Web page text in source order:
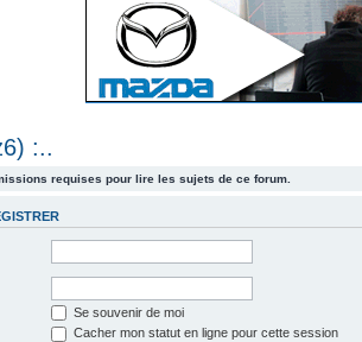
:..
requises pour lire les sujets de ce forum.
Se souvenir de moi
Cacher mon statut en ligne pour cette session